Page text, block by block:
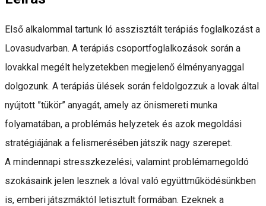
Első alkalommal tartunk ló asszisztált terápiás foglalkozást a
Lovasudvarban. A terápiás csoportfoglalkozások során a
lovakkal megélt helyzetekben megjelenő élményanyaggal
dolgozunk. A terápiás ülések során feldolgozzuk a lovak által
nyújtott ”tükör” anyagát, amely az önismereti munka
folyamatában, a problémás helyzetek és azok megoldási
stratégiájának a felismerésében játszik nagy szerepet.
A mindennapi stresszkezelési, valamint problémamegoldó
szokásaink jelen lesznek a lóval való együttműködésünkben
is, emberi játszmáktól letisztult formában. Ezeknek a